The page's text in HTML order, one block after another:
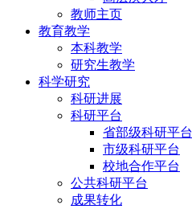
教师主页
教育教学
本科教学
研究生教学
科学研究
科研进展
科研平台
省部级科研平台
市级科研平台
校地合作平台
公共科研平台
成果转化